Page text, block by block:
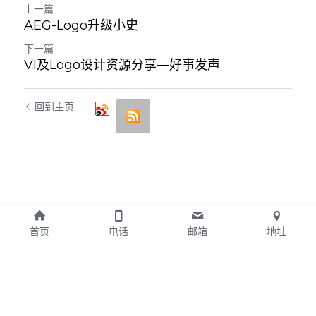
上一篇
AEG-Logo升级小史
下一篇
VI及Logo设计资源分享—好事发声
回到主页
首页 电话 邮箱 地址